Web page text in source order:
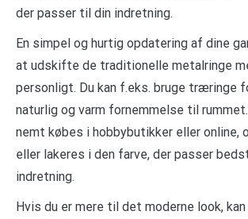
der passer til din indretning.
En simpel og hurtig opdatering af dine
at udskifte de traditionelle metalringe
personligt. Du kan f.eks. bruge træringe
naturlig og varm fornemmelse til
nemt købes i hobbybutikker eller online,
eller lakeres i den farve, der passer
indretning.
Hvis du er mere til det moderne look,